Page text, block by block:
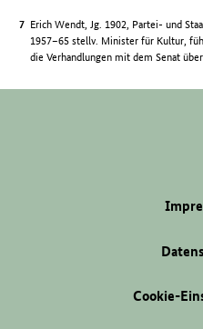
Erich Wendt, Jg. 1902, Partei- und
1957–65 stellv. Minister für Kultur,
die Verhandlungen mit dem Senat
Cookie-